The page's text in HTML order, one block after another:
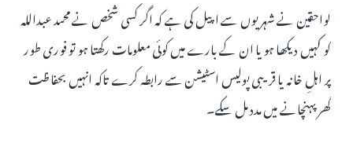
لواحقین نے شہریوں سے اپیل کی ہے کہ اگر کسی شخص نے محمد عبداللہ
کو کہیں دیکھا ہو یا ان کے بارے میں کوئی معلومات رکھتا ہو تو فوری طور
پر اہلِ خانہ یا قریبی پولیس اسٹیشن سے رابطہ کرے تاکہ انہیں بحفاظت
گھر پہنچانے میں مدد مل سکے۔